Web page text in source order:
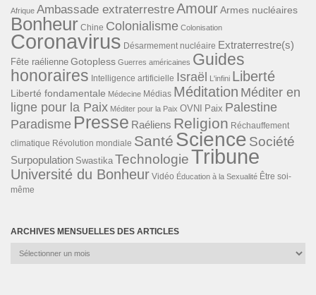
Afrique Ambassade extraterrestreAmourArmes nucléaires
Bonheur Chine Colonialisme Colonisation
Coronavirus Désarmement nucléaire Extraterrestre(s)
Fête raélienne Gotopless Guerres américaines Guides
honoraires Intelligence artificielle Israël L'infini Liberté
Liberté fondamentale Médecine Médias Méditation Méditer en
ligne pour la Paix Méditer pour la Paix OVNI Paix Palestine
Paradisme Presse Raéliens Religion Réchauffement
climatique Révolution mondiale Santé Science Société
Surpopulation Swastika TechnologieTribune
Université du Bonheur Vidéo Éducation à la Sexualité Être soi-
même
ARCHIVES MENSUELLES DES ARTICLES
Archives